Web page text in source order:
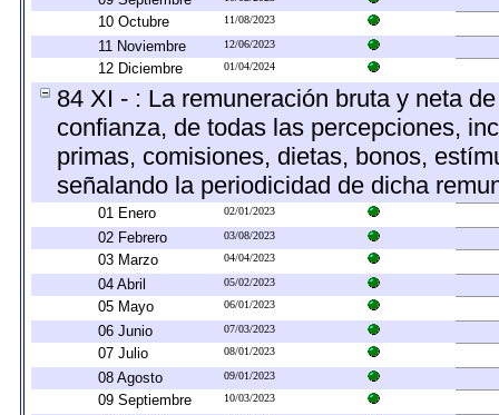
10 Octubre 11/08/2023
11 Noviembre 12/06/2023
12 Diciembre 01/04/2024
84 XI - : La remuneración bruta y neta
confianza, de todas las percepciones,
primas, comisiones, dietas, bonos,
señalando la periodicidad de dicha
01 Enero 02/01/2023
02 Febrero 03/08/2023
03 Marzo 04/04/2023
04 Abril 05/02/2023
05 Mayo 06/01/2023
06 Junio 07/03/2023
07 Julio 08/01/2023
08 Agosto 09/01/2023
09 Septiembre 10/03/2023